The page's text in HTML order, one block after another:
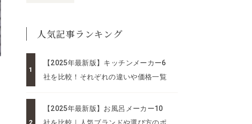
人気記事ランキング
【2025年最新版】キッチンメーカー6
社を比較！それぞれの違いや価格一覧
【2025年最新版】お風呂メーカー10